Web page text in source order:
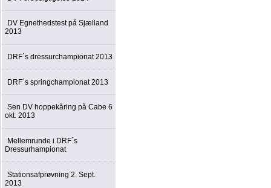
DV Egnethedstest på Sjælland
2013
DRF´s dressurchampionat 2013
DRF´s springchampionat 2013
Sen DV hoppekåring på Cabe 6
okt. 2013
Mellemrunde i DRF´s
Dressurhampionat
Stationsafprøvning 2. Sept.
2013